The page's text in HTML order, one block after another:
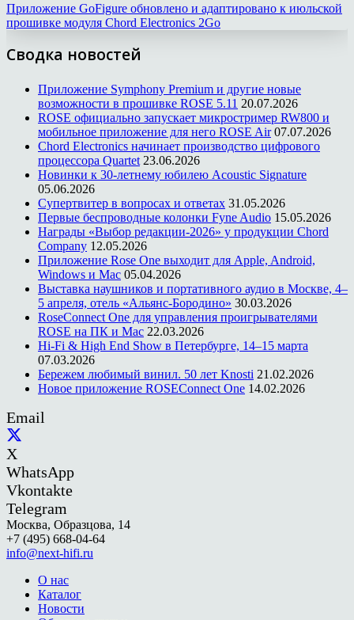
Приложение GoFigure обновлено и адаптировано к июльской
прошивке модуля Chord Electronics 2Go
Сводка новостей
Приложение Symphony Premium и другие новые
возможности в прошивке ROSE 5.11 20.07.2026
ROSE официально запускает микростример RW800 и
мобильное приложение для него ROSE Air 07.07.2026
Chord Electronics начинает производство цифрового
процессора Quartet 23.06.2026
Новинки к 30-летнему юбилею Acoustic Signature
05.06.2026
Супертвитер в вопросах и ответах 31.05.2026
Первые беспроводные колонки Fyne Audio 15.05.2026
Награды «Выбор редакции-2026» у продукции Chord
Company 12.05.2026
Приложение Rose One выходит для Apple, Android,
Windows и Mac 05.04.2026
Выставка наушников и портативного аудио в Москве, 4–
5 апреля, отель «Альянс-Бородино» 30.03.2026
RoseConnect One для управления проигрывателями
ROSE на ПК и Mac 22.03.2026
Hi-Fi & High End Show в Петербурге, 14–15 марта
07.03.2026
Бережем любимый винил. 50 лет Knosti 21.02.2026
Новое приложение ROSEConnect One 14.02.2026
Email
X
WhatsApp
Vkontakte
Telegram
Москва, Образцова, 14
+7 (495) 668-04-64
info@next-hifi.ru
О нас
Каталог
Новости